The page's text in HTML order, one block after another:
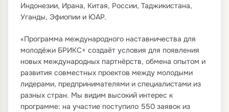
Индонезии, Ирана, Китая, России, Таджикистана,
Уганды, Эфиопии и ЮАР.
«Программа международного наставничества для
молодёжи БРИКС+ создаёт условия для появления
новых международных партнёрств, обмена опытом и
развития совместных проектов между молодыми
лидерами, предпринимателями и специалистами из
разных стран. Мы видим высокий интерес к
программе: на участие поступило 550 заявок из